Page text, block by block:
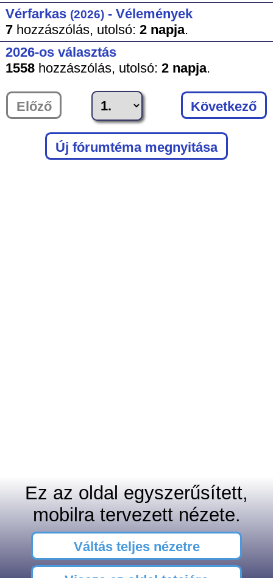
Vérfarkas (2026)- Vélemények
7hozzászólás, utolsó: 2 napja.
2026-os választás
1558hozzászólás, utolsó: 2 napja.
Előző Következő
Új fórumtéma megnyitása
Ez az oldal egyszerűsített,
mobilra tervezett nézete.
Váltás teljes nézetre